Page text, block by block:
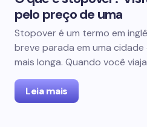
pelo preço de uma
Stopover é um termo em
breve parada em uma
mais longa. Quando você
Leia mais